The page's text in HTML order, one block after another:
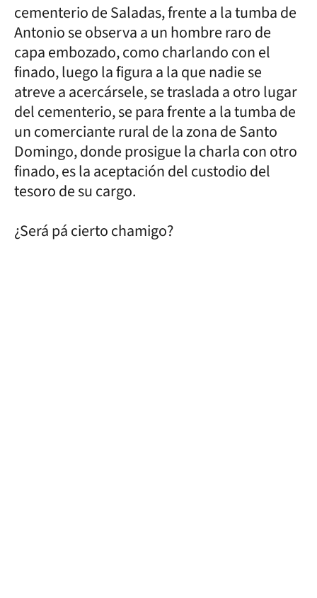
cementerio de Saladas, frente a la tumba de
Antonio se observa a un hombre raro de
capa embozado, como charlando con el
finado, luego la figura a la que nadie se
atreve a acercársele, se traslada a otro lugar
del cementerio, se para frente a la tumba de
un comerciante rural de la zona de Santo
Domingo, donde prosigue la charla con otro
finado, es la aceptación del custodio del
tesoro de su cargo.
¿Será pá cierto chamigo?